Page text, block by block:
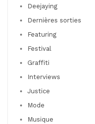
Deejaying
Dernières sorties
Featuring
Festival
Graffiti
Interviews
Justice
Mode
Musique